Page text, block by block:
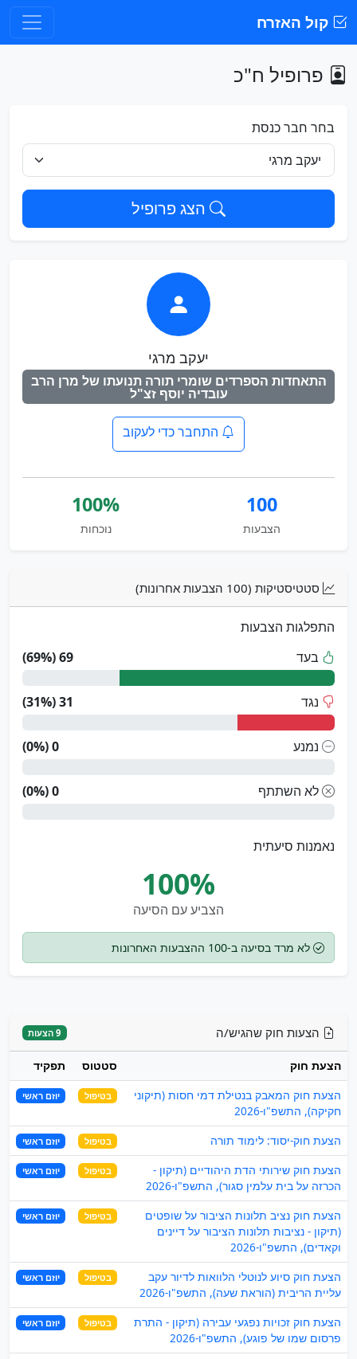
קול האזרח
פרופיל ח"כ
בחר חבר כנסת
הצג פרופיל
יעקב מרגי
התאחדות הספרדים שומרי תורה תנועתו של מרן הרב
עובדיה יוסף זצ"ל
התחבר כדי לעקוב
100
הצבעות
100%
נוכחות
סטטיסטיקות (100 הצבעות אחרונות)
התפלגות הצבעות
בעד
69 (69%)
נגד 31 (31%)
נמנע 0 (0%)
לא השתתף 0 (0%)
נאמנות סיעתית
100%
הצביע עם הסיעה
לא מרד בסיעה ב-100 ההצבעות האחרונות
הצעות חוק שהגיש/ה 9 הצעות
הצעת חוק סטטוס
תפקיד
הצעת חוק המאבק בנטילת דמי חסות (תיקוני
חקיקה), התשפ"ו-2026
בטיפול יוזם ראשי
הצעת חוק-יסוד: לימוד תורה בטיפול יוזם ראשי
הצעת חוק שירותי הדת היהודיים (תיקון -
הכרזה על בית עלמין סגור), התשפ"ו-2026
בטיפול יוזם ראשי
הצעת חוק נציב תלונות הציבור על שופטים
(תיקון - נציבות תלונות הציבור על דיינים
וקאדים), התשפ"ו-2026
בטיפול יוזם ראשי
הצעת חוק סיוע לנוטלי הלוואות לדיור עקב
עליית הריבית (הוראת שעה), התשפ"ו-2026
בטיפול יוזם ראשי
הצעת חוק זכויות נפגעי עבירה (תיקון - התרת
פרסום שמו של פוגע), התשפ"ו-2026
בטיפול יוזם ראשי